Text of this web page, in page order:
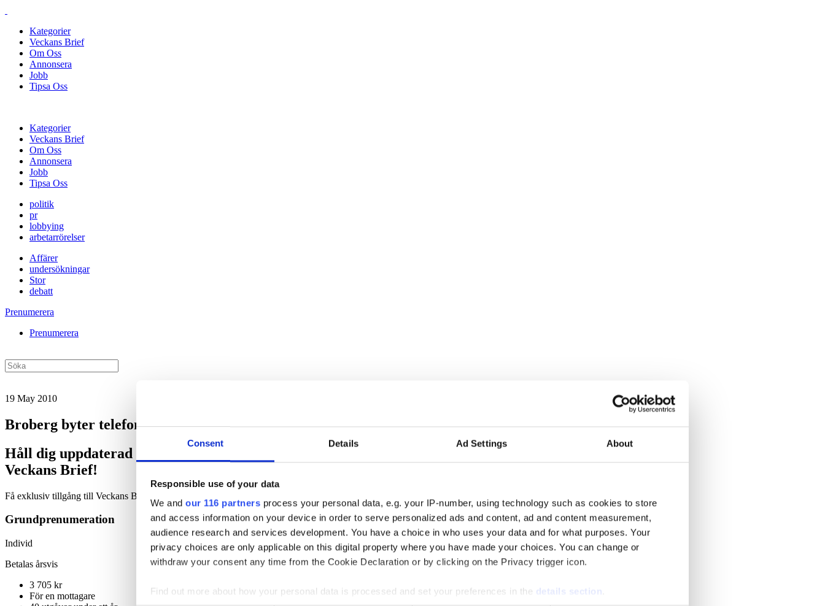
Consent Details Ad Settings About
Responsible use of your data
We and our 116 partners process your personal data, e.g. your IP-number, using technology such as cookies to store
and access information on your device in order to serve personalized ads and content, ad and content measurement,
audience research and services development. You have a choice in who uses your data and for what purposes. Your
privacy choices are only applicable on this digital property where you have made your choices. You can change or
withdraw your consent any time from the Cookie Declaration or by clicking on the Privacy trigger icon.
Find out more about how your personal data is processed and set your preferences in the details section
Kategorier
Veckans Brief
Om Oss
Annonsera
Jobb
Tipsa Oss
Kategorier
Veckans Brief
Om Oss
Annonsera
Jobb
Tipsa Oss
politik
pr
lobbying
arbetarrörelser
Affärer
undersökningar
Stor
debatt
Prenumerera
Prenumerera
19 May 2010
Broberg byter telefoni mot godis
Håll dig uppdaterad med
Veckans Brief!
Få exklusiv tillgång till Veckans Brief, den essentiella läsningen för alla som driver opinionsbildning och samhällsförändring, genom en prenumeration på Dagens Opinion.
Grundprenumeration
Individ
Betalas årsvis
3 705 kr
För en mottagare